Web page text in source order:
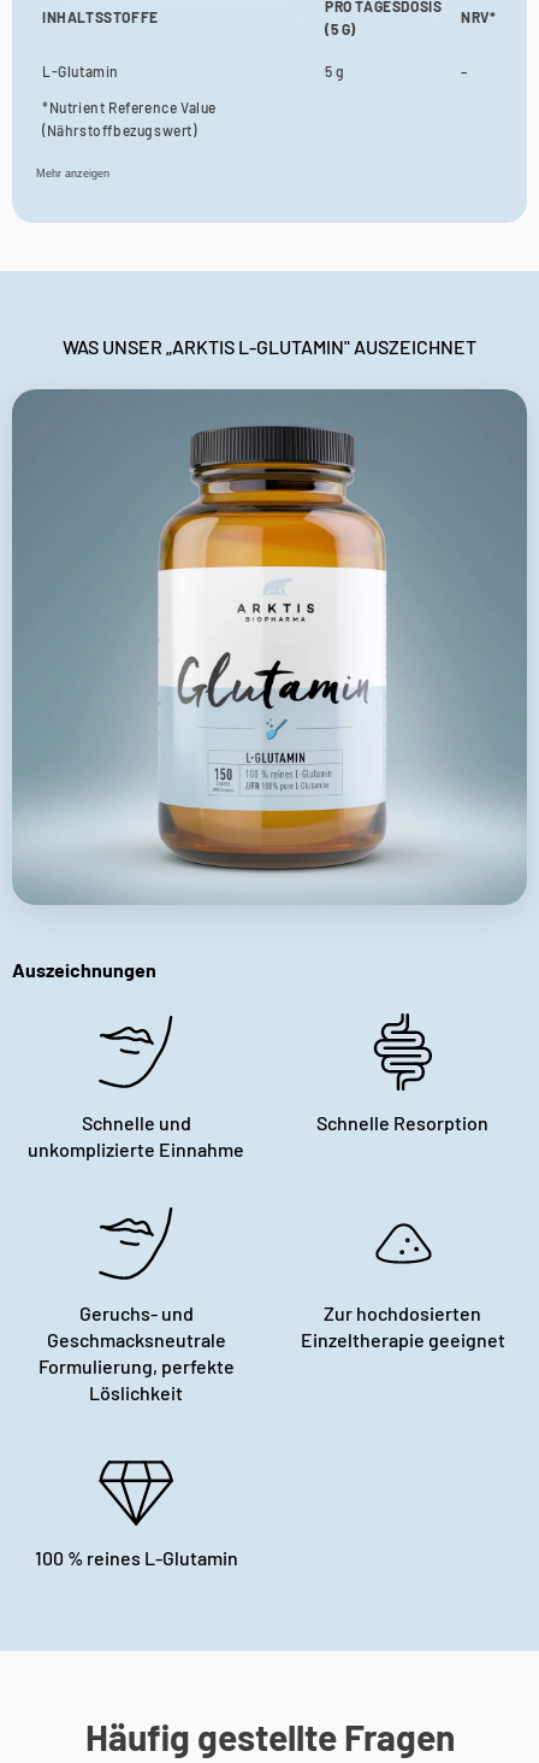
INHALTSSTOFFE
PRO TAGESDOSIS
(5 G)
NRV*
L-Glutamin 5 g –
*Nutrient Reference Value
(Nährstoffbezugswert)
Mehr anzeigen
WAS UNSER „ARKTIS L-GLUTAMIN" AUSZEICHNET
Auszeichnungen
Schnelle und
unkomplizierte Einnahme
Schnelle Resorption
Geruchs- und
Geschmacksneutrale
Formulierung, perfekte
Löslichkeit
Zur hochdosierten
Einzeltherapie geeignet
100 % reines L-Glutamin
Häufig gestellte Fragen